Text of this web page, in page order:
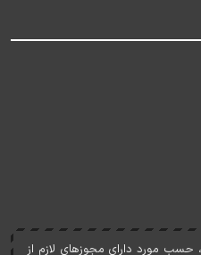
حسب مورد دارای مجوزهای لازم از